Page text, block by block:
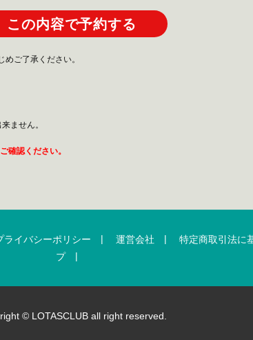
この内容で予約する
ご了承ください。
ません。
確認ください。
ライバシーポリシー | 運営会社 | 特定商取引法に
プ|
© LOTASCLUB all right reserved.